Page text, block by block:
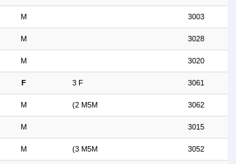
M 3003
M 3028
M 3020
F 3 F 3061
M (2 M5M 3062
M 3015
M (3 M5M 3052